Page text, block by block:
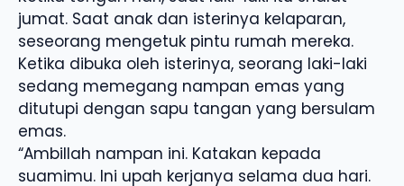
jumat. Saat anak dan isterinya kelaparan,
seseorang mengetuk pintu rumah mereka.
Ketika dibuka oleh isterinya, seorang laki-laki
sedang memegang nampan emas yang
ditutupi dengan sapu tangan yang bersulam
emas.
“Ambillah nampan ini. Katakan kepada
suamimu. Ini upah kerjanya selama dua hari.